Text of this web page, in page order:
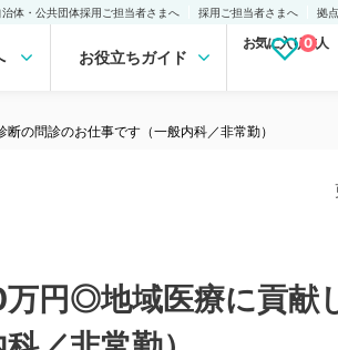
治体・公共団体採用ご担当者さまへ 採用ご担当者さまへ 拠
お役立ちガイド
お気に入り求人
0
の問診のお仕事です（一般内科／非常勤）
万円◎地域医療に貢献